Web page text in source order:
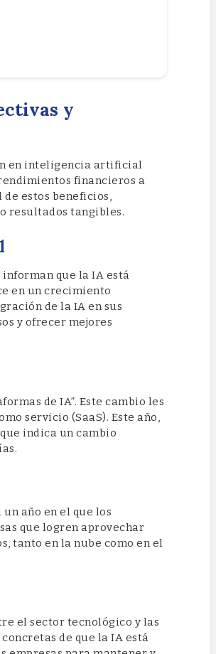
y
en inteligencia artificial
financieros a
estos beneficios,
resultados tangibles.
informan que la IA está
en un crecimiento
de la IA en sus
y ofrecer mejores
de IA”. Este cambio les
servicio (SaaS). Este año,
indica un cambio
año en el que los
que logren aprovechar
tanto en la nube como en el
el sector tecnológico y las
de que la IA está